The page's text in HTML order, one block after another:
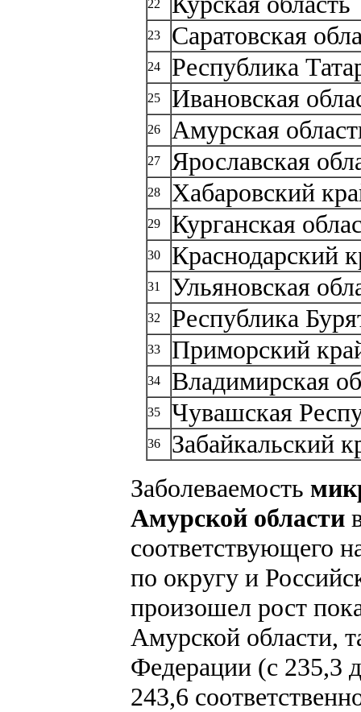
22
23 Саратовская
24 Республика
25 Ивановская
26 Амурская
27 Ярославская
28 Хабаровский
29 Курганская
30 Краснодарский
31 Ульяновская
32 Республика
33 Приморский
34 Владимирская
35 Чувашская
36
Забайкальский
Заболеваемость
Амурской области
соответствующего
по округу и
произошел рост
Амурской области,
Федерации (с 235,3
243,6